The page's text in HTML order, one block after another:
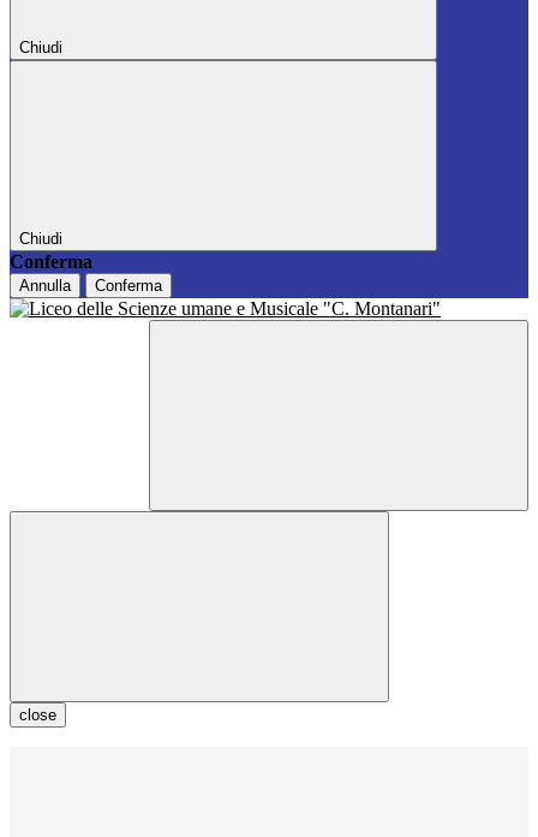
Chiudi
Chiudi
Conferma
Annulla Conferma
close